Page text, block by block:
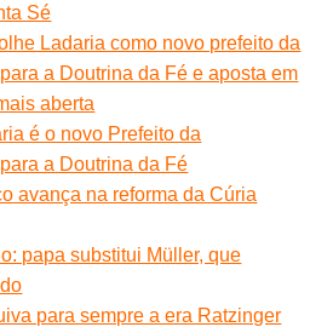
Sé
Ladaria como novo prefeito da
a Doutrina da Fé e aposta em
aberta
é o novo Prefeito da
a Doutrina da Fé
avança na reforma da Cúria
papa substitui Müller, que
para sempre a era Ratzinger